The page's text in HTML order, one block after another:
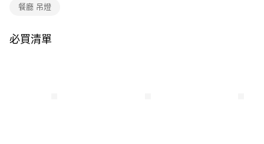
客戶支援中心」
１．透過由恩沛科技股份有限公司提供之「AFTEE先享後付」服務完成之交
餐廳 吊燈
必買清單